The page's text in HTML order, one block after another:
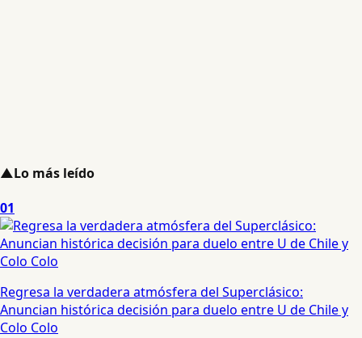
▲Lo más leído
01
Regresa la verdadera atmósfera del Superclásico:
Anuncian histórica decisión para duelo entre U de Chile y
Colo Colo